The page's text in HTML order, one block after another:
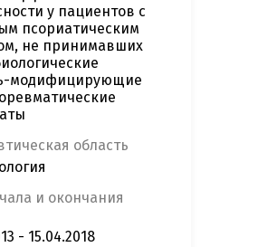
у пациентов с
псориатическим
не принимавших
модифицирующие
область
и окончания
- 15.04.2018